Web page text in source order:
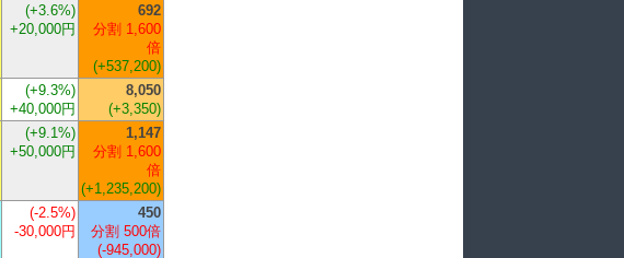
(+3.6%)
+20,000円
692
分割 1,600
倍
(+537,200)
(+9.3%)
+40,000円
8,050
(+3,350)
(+9.1%)
+50,000円
1,147
分割 1,600
倍
(+1,235,200)
(-2.5%)
-30,000円
450
分割 500倍
(-945,000)